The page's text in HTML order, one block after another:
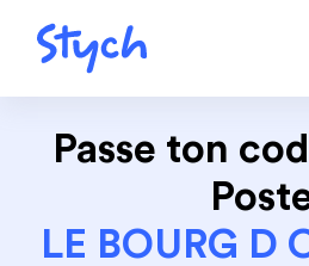
Passe ton
LE BOURG D